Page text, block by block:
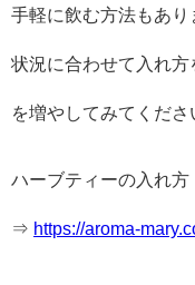
手軽に飲む方法もあり
状況に合わせて入れ
を増やしてみてくださ
ハーブティーの入れ
⇒ https://aroma-